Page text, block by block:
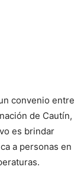
convenio entre
de Cautín,
es brindar
a personas en